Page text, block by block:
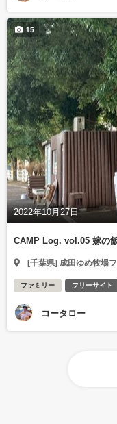
2022年10月27日
15
CAMP Log. vol.05 嫁の
[千葉県] 成田ゆめ牧場
ファミリー フリーサイト
コータロー